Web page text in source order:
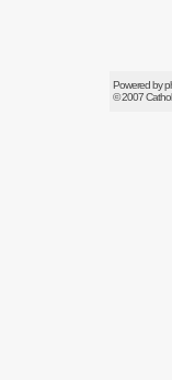
Powered by
© 2007